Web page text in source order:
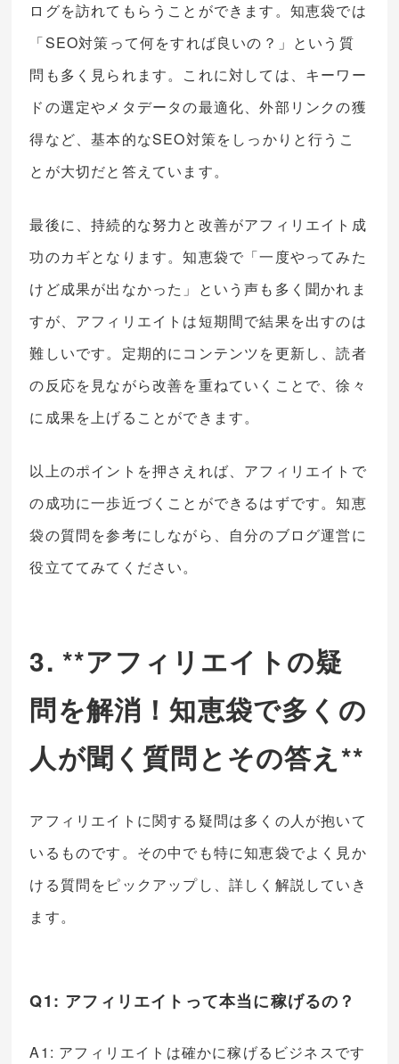
ログを訪れてもらうことができます。知恵袋では
「SEO対策って何をすれば良いの？」という質
問も多く見られます。これに対しては、キーワー
ドの選定やメタデータの最適化、外部リンクの獲
得など、基本的なSEO対策をしっかりと行うこ
とが大切だと答えています。
最後に、持続的な努力と改善がアフィリエイト成
功のカギとなります。知恵袋で「一度やってみた
けど成果が出なかった」という声も多く聞かれま
すが、アフィリエイトは短期間で結果を出すのは
難しいです。定期的にコンテンツを更新し、読者
の反応を見ながら改善を重ねていくことで、徐々
に成果を上げることができます。
以上のポイントを押さえれば、アフィリエイトで
の成功に一歩近づくことができるはずです。知恵
袋の質問を参考にしながら、自分のブログ運営に
役立ててみてください。
3. **アフィリエイトの疑
問を解消！知恵袋で多くの
人が聞く質問とその答え**
アフィリエイトに関する疑問は多くの人が抱いて
いるものです。その中でも特に知恵袋でよく見か
ける質問をピックアップし、詳しく解説していき
ます。
Q1: アフィリエイトって本当に稼げるの？
A1: アフィリエイトは確かに稼げるビジネスです